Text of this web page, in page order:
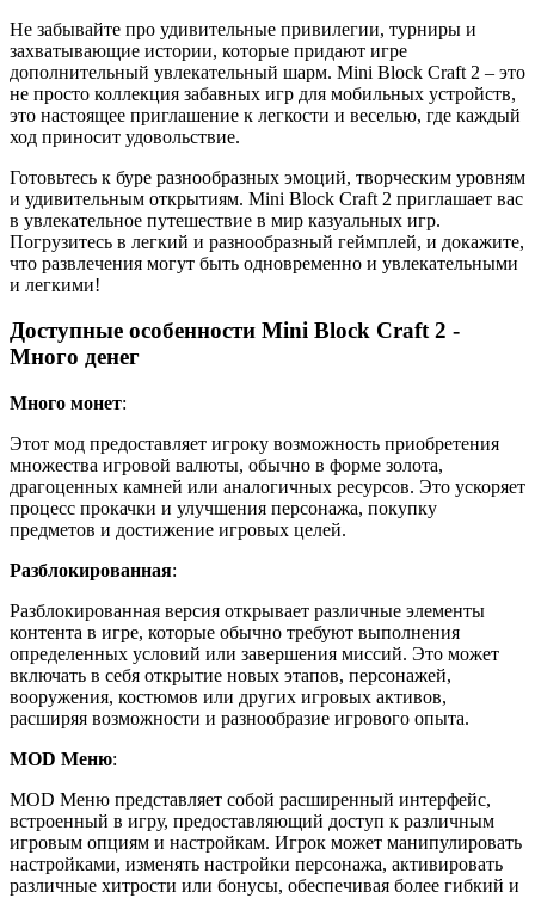
Не забывайте про удивительные привилегии, турниры и
захватывающие истории, которые придают игре
дополнительный увлекательный шарм. Mini Block Craft 2 – это
не просто коллекция забавных игр для мобильных устройств,
это настоящее приглашение к легкости и веселью, где каждый
ход приносит удовольствие.
Готовьтесь к буре разнообразных эмоций, творческим уровням
и удивительным открытиям. Mini Block Craft 2 приглашает вас
в увлекательное путешествие в мир казуальных игр.
Погрузитесь в легкий и разнообразный геймплей, и докажите,
что развлечения могут быть одновременно и увлекательными
и легкими!
Доступные особенности Mini Block Craft 2 -
Много денег
Много монет:
Этот мод предоставляет игроку возможность приобретения
множества игровой валюты, обычно в форме золота,
драгоценных камней или аналогичных ресурсов. Это ускоряет
процесс прокачки и улучшения персонажа, покупку
предметов и достижение игровых целей.
Разблокированная:
Разблокированная версия открывает различные элементы
контента в игре, которые обычно требуют выполнения
определенных условий или завершения миссий. Это может
включать в себя открытие новых этапов, персонажей,
вооружения, костюмов или других игровых активов,
расширяя возможности и разнообразие игрового опыта.
MOD Меню:
MOD Меню представляет собой расширенный интерфейс,
встроенный в игру, предоставляющий доступ к различным
игровым опциям и настройкам. Игрок может манипулировать
настройками, изменять настройки персонажа, активировать
различные хитрости или бонусы, обеспечивая более гибкий и